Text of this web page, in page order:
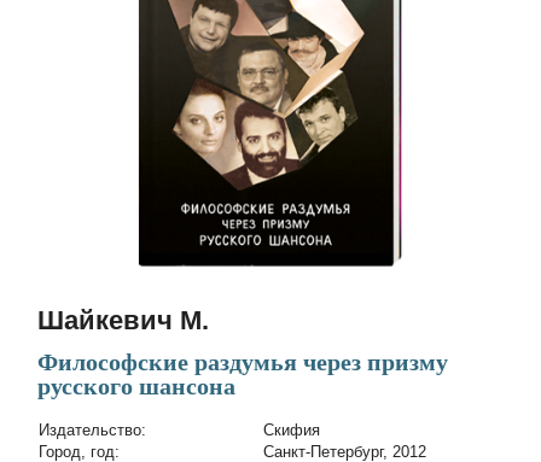
Шайкевич М.
Философские раздумья через призму
русского шансона
Издательство:
Скифия
Город, год:
Санкт-Петербург, 2012